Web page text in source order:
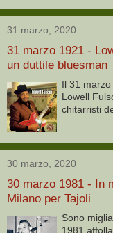
31 marzo, 2020
31 marzo 1921 -
un duttile bluesman
Il 31
Lowell
chitarristi
30 marzo, 2020
30 marzo 1981 - In
Milano per Tajoli
Sono
1981